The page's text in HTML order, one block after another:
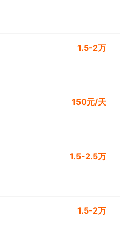
1.5-2万
150元/天
1.5-2.5万
1.5-2万